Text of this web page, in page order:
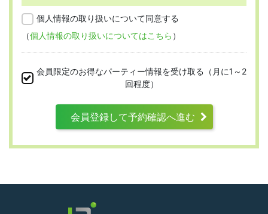
第2条 （適用範囲）
ります。
第3条 （利用資格）
いものとします。
個人情報の取り扱いについて同意する
（個人情報の取り扱いについてはこちら ）
会員限定のお得なパーティー情報を受け取る（月に1～2
回程度）
会員登録して予約確認へ進む